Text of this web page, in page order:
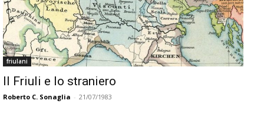
friulani
Il Friuli e lo straniero
Roberto C. Sonaglia - 21/07/1983